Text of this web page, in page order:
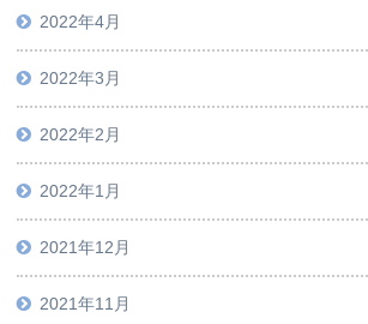
2022年4月
2022年3月
2022年2月
2022年1月
2021年12月
2021年11月